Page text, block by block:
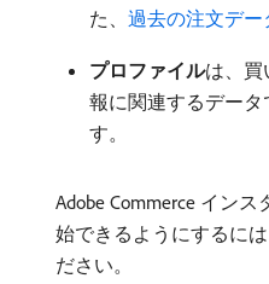
た、 過去の注文デー
プロファイルは、買
報に関連するデータ
す。
Adobe Commerce イン
始できるようにするには
ださい。